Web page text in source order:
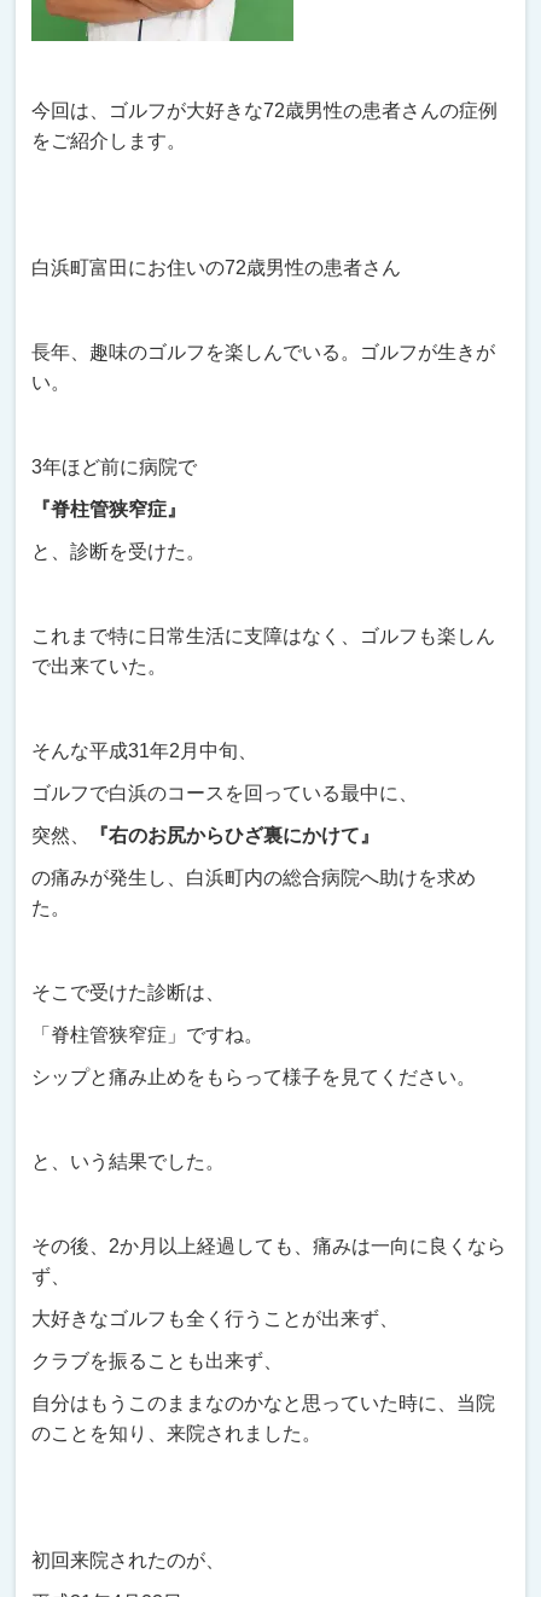
今回は、ゴルフが大好きな72歳男性の患者さんの症例
をご紹介します。
白浜町富田にお住いの72歳男性の患者さん
長年、趣味のゴルフを楽しんでいる。ゴルフが生きが
い。
3年ほど前に病院で
『脊柱管狭窄症』
と、診断を受けた。
これまで特に日常生活に支障はなく、ゴルフも楽しん
で出来ていた。
そんな平成31年2月中旬、
ゴルフで白浜のコースを回っている最中に、
突然、 『右のお尻からひざ裏にかけて』
の痛みが発生し、白浜町内の総合病院へ助けを求め
た。
そこで受けた診断は、
「脊柱管狭窄症」ですね。
シップと痛み止めをもらって様子を見てください。
と、いう結果でした。
その後、2か月以上経過しても、痛みは一向に良くなら
ず、
大好きなゴルフも全く行うことが出来ず、
クラブを振ることも出来ず、
自分はもうこのままなのかなと思っていた時に、当院
のことを知り、来院されました。
初回来院されたのが、